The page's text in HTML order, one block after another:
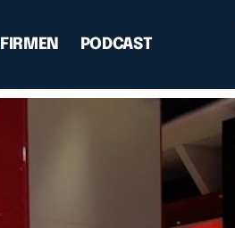
FIRMEN PODCAST